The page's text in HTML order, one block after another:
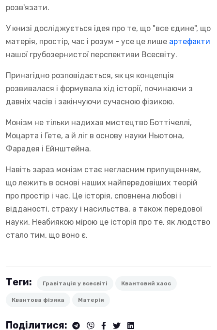
розв'язати.
У книзі досліджується ідея про те, що "все єдине", що
матерія, простір, час і розум - усе це лише артефакти
нашої грубозернистої перспективи Всесвіту.
Принагідно розповідається, як ця концепція
розвивалася і формувала хід історії, починаючи з
давніх часів і закінчуючи сучасною фізикою.
Монізм не тільки надихав мистецтво Боттічеллі,
Моцарта і Гете, а й ліг в основу науки Ньютона,
Фарадея і Ейнштейна.
Навіть зараз монізм стає негласним припущенням,
що лежить в основі наших найпередовіших теорій
про простір і час. Це історія, сповнена любові і
відданості, страху і насильства, а також передової
науки. Неабиякою мірою це історія про те, як людство
стало тим, що воно є.
Теги: Гравітація у всесвіті Квантовий хаос
Квантова фізика Матерія
Поділитися: